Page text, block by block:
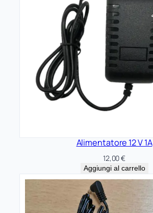
Alimentatore 12 V 1A
12,00€
Aggiungi al carrello